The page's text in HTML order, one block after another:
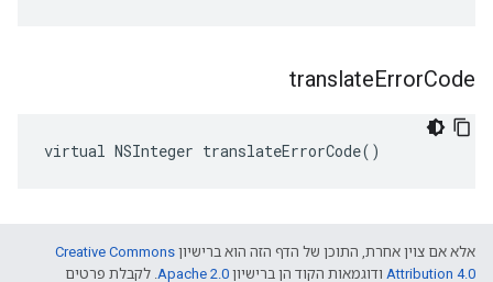
translateErrorCode
virtual NSInteger translateErrorCode()
אלא אם צוין אחרת, התוכן של הדף הזה הוא ברישיון Creative Commons
Attribution 4.0‏ ודוגמאות הקוד הן ברישיון Apache 2.0‏. לקבלת פרטים